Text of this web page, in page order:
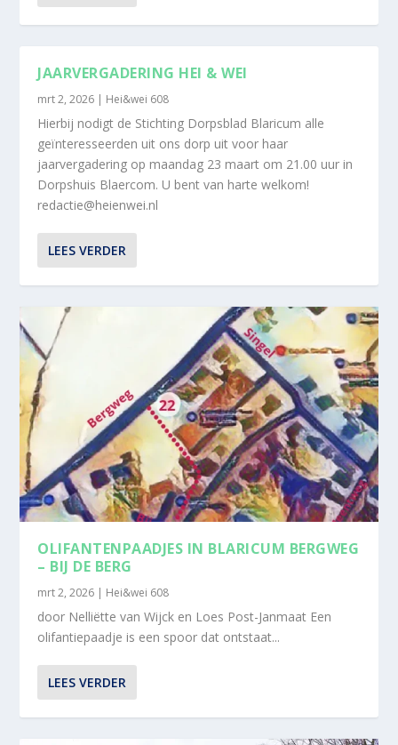
JAARVERGADERING HEI & WEI
mrt 2, 2026 | Hei&wei 608
Hierbij nodigt de Stichting Dorpsblad Blaricum alle
geïnteresseerden uit ons dorp uit voor haar
jaarvergadering op maandag 23 maart om 21.00 uur in
Dorpshuis Blaercom. U bent van harte welkom!
redactie@heienwei.nl
LEES VERDER
OLIFANTENPAADJES IN BLARICUM BERGWEG
– BIJ DE BERG
mrt 2, 2026 | Hei&wei 608
door Nelliëtte van Wijck en Loes Post-Janmaat Een
olifantiepaadje is een spoor dat ontstaat...
LEES VERDER